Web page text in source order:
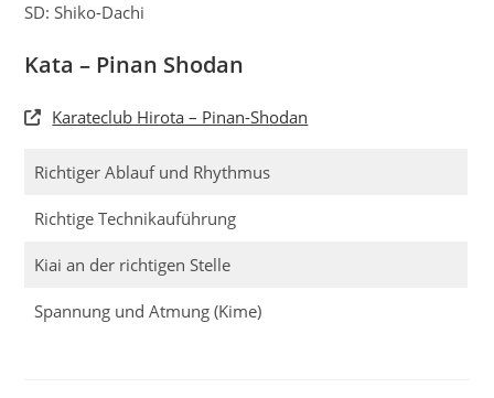
SD: Shiko-Dachi
Kata – Pinan Shodan
Karateclub Hirota – Pinan-Shodan
Richtiger Ablauf und Rhythmus
Richtige Technikauführung
Kiai an der richtigen Stelle
Spannung und Atmung (Kime)